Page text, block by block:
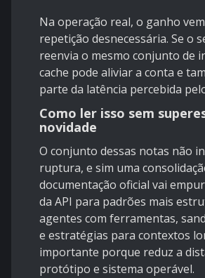
Na operação real, o ganho
repetição desnecessária. Se o
reenvia o mesmo conjunto de
cache pode aliviar a conta e
parte da latência percebida
Como ler isso sem
novidade
O conjunto dessas notas não
ruptura, e sim uma
documentação oficial vai
da API para padrões mais
agentes com ferramentas,
e estratégias para contextos
importante porque reduz a
protótipo e sistema operável.